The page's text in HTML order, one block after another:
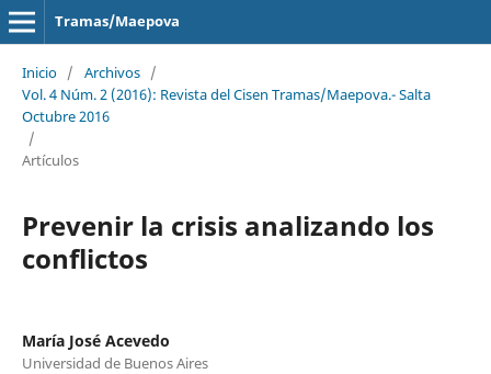
Tramas/Maepova
Inicio / Archivos /
Vol. 4 Núm. 2 (2016): Revista del Cisen Tramas/Maepova.- Salta
Octubre 2016
/
Artículos
Prevenir la crisis analizando los
conflictos
María José Acevedo
Universidad de Buenos Aires